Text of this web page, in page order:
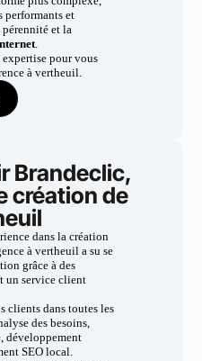
performants et
et la
.
pour vous
à vertheuil.
Brandeclic,
création de
dans la création
à vertheuil a su se
grâce à des
un service client
clients dans toutes les
des besoins,
développement
SEO local.